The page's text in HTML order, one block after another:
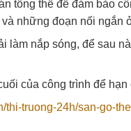
tổng thể để đảm bảo
những đoạn nối ngắn
làm nắp sóng, để sau
của công trình để
thi-truong-24h/san-go-